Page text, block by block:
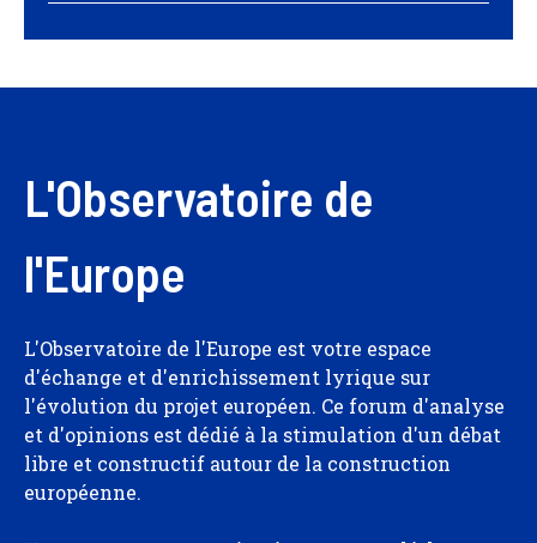
L'Observatoire de
l'Europe
L'Observatoire de l'Europe est votre espace
d'échange et d'enrichissement lyrique sur
l'évolution du projet européen. Ce forum d'analyse
et d'opinions est dédié à la stimulation d'un débat
libre et constructif autour de la construction
européenne.